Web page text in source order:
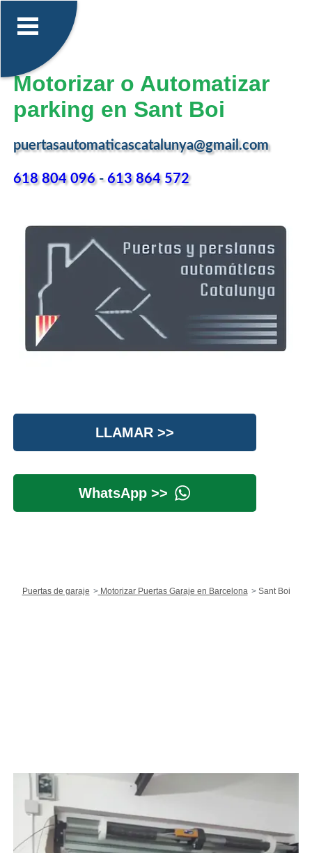
Motorizar o Automatizar
parking en Sant Boi
puertasautomaticascatalunya@gmail.com
618 804 096-613 864 572
LLAMAR >>
WhatsApp >>
Puertas de garaje Motorizar Puertas Garaje en Barcelona Sant Boi